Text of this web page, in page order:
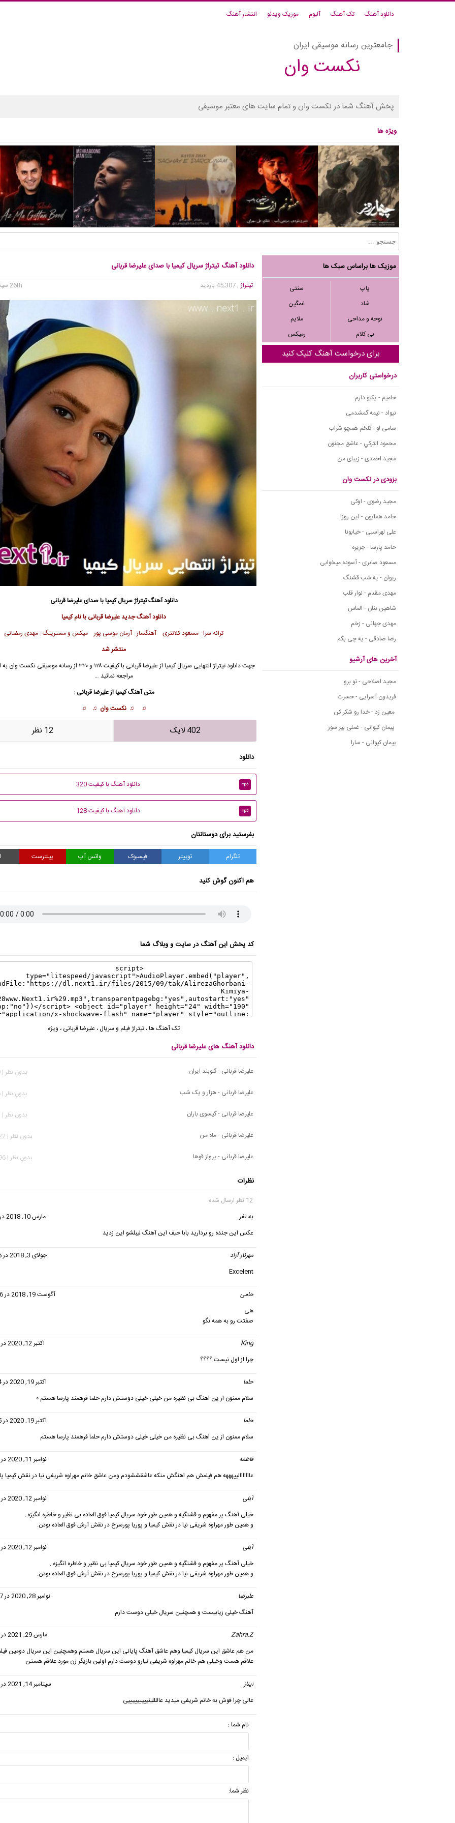
دانلود آهنگ تک آهنگ آلبوم موزیک ویدئو انتشار آهنگ
جامعترین رسانه موسیقی ایران
نکست وان
پخش آهنگ شما در نکست وان و تمام سایت های معتبر موسیقی
ویژه ها
موزیک ها براساس سبک ها
پاپ
سنتی
شاد
غمگین
نوحه و مداحی
ملایم
بی کلام
رمیکس
برای درخواست آهنگ کلیک کنید
درخواستی کاربران
حامیم - یکیو دارم
نیواد - نیمه گمشدمی
سامی لو - تلخم همچو شراب
محمود التركي - عاشق مجنون
مجید احمدی - زیبای من
بزودی در نکست وان
مجید رضوی - اوکی
حامد همایون - این روزا
علی لهراسبی - خیابونا
حامد پارسا - جزیره
مسعود صابری - آسوده میخوابی
ریوان - یه شب قشنگ
مهدی مقدم - نوار قلب
شاهین بنان - الماس
مهدی جهانی - زخم
رضا صادقی - یه چی بگم
آخرین های آرشیو
مجید اصلاحی - تو برو
فریدون آسرایی - حسرت
معین زد - خدا رو شکر کن
پیمان کیوانی - غملی بیر سوز
پیمان کیوانی - سارا
دانلود آهنگ تیتراژ سریال کیمیا با صدای علیرضا قربانی
تیتراژ , 45,307 بازدید 26th سپتامبر 2015
دانلود آهنگتیتراژ سریال کیمیا با صدای علیرضا قربانی
دانلود آهنگ جدید علیرضا قربانی با نام کیمیا
ترانه سرا : مسعود کلانتری آهنگساز : آرمان موسی پور میکس و مسترینگ : مهدی رمضانی
منتشر شد
جهتدانلود تیتراژ انتهایی سریال کیمیا ازعلیرضا قربانی
با کیفیت ۱۲۸ و ۳۲۰ از رسانه موسیقی نکست
مراجعه نمائید …
متن آهنگ کیمیا از علیرضا قربانی :
♫ ♫ نکست وان ♫ ♫
402 لایک 12 نظر
دانلود
mp3 دانلود آهنگ با کیفیت 320
mp3 دانلود آهنگ با کیفیت 128
بفرستید برای دوستانتان
تلگرام توییتر فیسبوک واتس آپ پینترست
هم اکنون گوش کنید
کد پخش این آهنگ در سایت و وبلاگ شما
تک آهنگ ها، تیتراژ فیلم و سریال ، علیرضا قربانی ، ویژه
دانلود آهنگ های علیرضا قربانی
علیرضا قربانی - گلوبند ایران
بدون نظر | 219 بازدید
علیرضا قربانی - هزار و یک شب
بدون نظر | 886 بازدید
علیرضا قربانی - گیسوی باران
بدون نظر | 541 بازدید
علیرضا قربانی - ماه من
بدون نظر | 2,022 بازدید
علیرضا قربانی - پرواز قوها
بدون نظر | 4,096 بازدید
نظرات
12 نظر ارسال شده
یه نفر
مارس 10, 2018 در 1:22 ق.ظ
عکس این جنده رو بردارید بابا حیف این آهنگ لیبلشو این زدید
مهرناز آزاد
جولای 3, 2018 در 12:55 ق.ظ
Excelent
حامی
آگوست 19, 2018 در 12:56 ب.ظ
هی
صفتت رو به همه نگو
King
اکتبر 12, 2020 در 4:21 ب.ظ
چرا از اول نیست ؟؟؟؟
حلما
اکتبر 19, 2020 در 12:24 ق.ظ
سلام ممنون از ین اهنگ بی نظیره من خیلی خیلی دوستش دارم حلما فرهمند پارسا هستم ۰
حلما
اکتبر 19, 2020 در 12:25 ق.ظ
سلام ممنون از ین اهنگ بی نظیره من خیلی خیلی دوستش دارم حلما فرهمند پارسا هستم
فاطمه
نوامبر 11, 2020 در 3:42 ب.ظ
عااااااالییهههه هم فیلمش هم اهنگش منکه عاشقششودم ومن عاشق خانم مهراوه شریفی نیا در نقش کیمیا
آیلی
نوامبر 12, 2020 در 1:04 ب.ظ
خیلی آهنگ پر مفهوم و قشنگیه و همین طور خود سریال کیمیا فوق العاده بی نظیر و خاطره انگیزه .
و همین طور مهراوه شریفی نیا در نقش کیمیا و پوریا پورسرخ در نقش آرش فوق العاده بودن.
آیلی
نوامبر 12, 2020 در 1:06 ب.ظ
خیلی آهنگ پر مفهوم و قشنگیه و همین طور خود سریال کیمیا بی نظیر و خاطره انگیزه .
و همین طور مهراوه شریفی نیا در نقش کیمیا و پوریا پورسرخ در نقش آرش فوق العاده بودن.
علیرضا
نوامبر 28, 2020 در 12:07 ب.ظ
آهنگ خیلی زیابیست و همچنین سریال خیلی دوست دارم
Zahra.Z
مارس 29, 2021 در 4:45 ب.ظ
من هم عاشق این سریال کیمیا وهم عاشق آهنگ پایانی این سریال هستم.وهمچنین این سریال دومین
علاقم هست وخیلی هم خانم مهراوه شریفی نیارو دوست دارم اولین بازیگر زن مورد علاقم هستن
ایناز
سپتامبر 14, 2021 در 9:01 ب.ظ
عالی چرا فوش به خانم شریفی میدید عاللللیئیییییییییی
نام شما :
ایمیل :
نظر شما: